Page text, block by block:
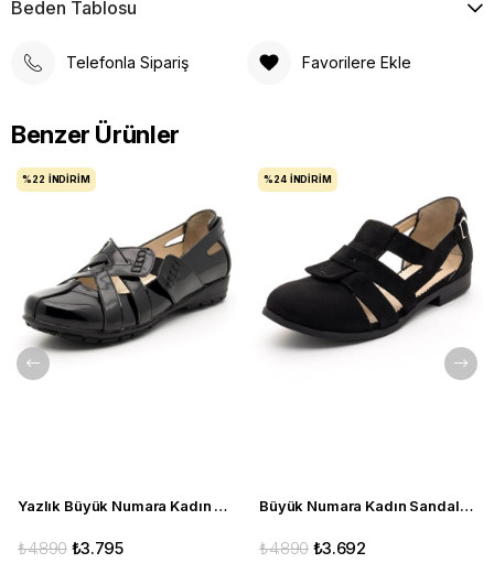
Beden Tablosu
Telefonla Sipariş Favorilere Ekle
Benzer Ürünler
Yazlık Büyük Numara Kadın Babet C1347 siyah
₺3.795
₺4.890
%22 İNDIRIM
Büyük Numara Kadın Sandalet Babet Ayakkabı 6259 siyah
₺3.692
₺4.890
%24 İNDIRIM